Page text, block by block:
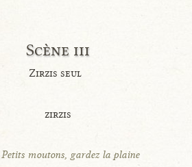
Scène iii
Zirzis seul
zirzis
Petits moutons, gardez la plaine